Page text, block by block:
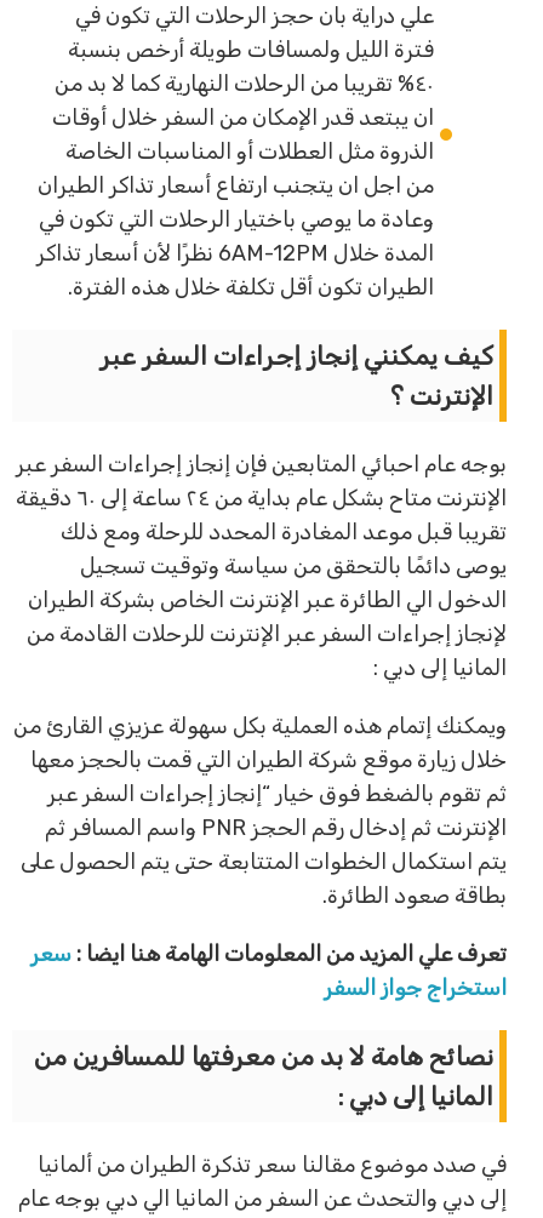
علي دراية بان حجز الرحلات التي تكون في
فترة الليل ولمسافات طويلة أرخص بنسبة
٤٠% تقريبا من الرحلات النهارية كما لا بد من
ان يبتعد قدر الإمكان من السفر خلال أوقات
الذروة مثل العطلات أو المناسبات الخاصة
من اجل ان يتجنب ارتفاع أسعار تذاكر الطيران
وعادة ما يوصي باختيار الرحلات التي تكون في
المدة خلال 6AM-12PM نظرًا لأن أسعار تذاكر
الطيران تكون أقل تكلفة خلال هذه الفترة.
كيف يمكنني إنجاز إجراءات السفر عبر
الإنترنت ؟
بوجه عام احبائي المتابعين فإن إنجاز إجراءات السفر عبر
الإنترنت متاح بشكل عام بداية من ٢٤ ساعة إلى ٦٠ دقيقة
تقريبا قبل موعد المغادرة المحدد للرحلة ومع ذلك
يوصى دائمًا بالتحقق من سياسة وتوقيت تسجيل
الدخول الي الطائرة عبر الإنترنت الخاص بشركة الطيران
لإنجاز إجراءات السفر عبر الإنترنت للرحلات القادمة من
المانيا إلى دبي :
ويمكنك إتمام هذه العملية بكل سهولة عزيزي القارئ من
خلال زيارة موقع شركة الطيران التي قمت بالحجز معها
ثم تقوم بالضغط فوق خيار “إنجاز إجراءات السفر عبر
الإنترنت ثم إدخال رقم الحجز PNR واسم المسافر ثم
يتم استكمال الخطوات المتتابعة حتى يتم الحصول على
بطاقة صعود الطائرة.
تعرف علي المزيد من المعلومات الهامة هنا ايضا :سعر
استخراج جواز السفر
نصائح هامة لا بد من معرفتها للمسافرين من
المانيا إلى دبي :
في صدد موضوع مقالنا سعر تذكرة الطيران من ألمانيا
إلى دبي والتحدث عن السفر من المانيا الي دبي بوجه عام